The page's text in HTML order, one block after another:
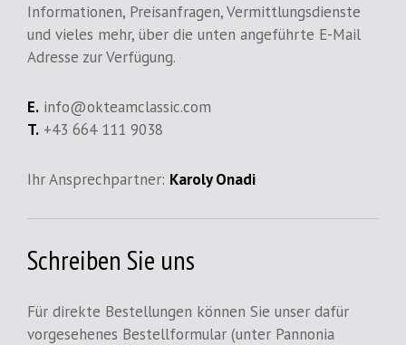
Informationen, Preisanfragen, Vermittlungsdienste
und vieles mehr, über die unten angeführte E-Mail
Adresse zur Verfügung.
E. info@okteamclassic.com
T. +43 664 111 9038
Ihr Ansprechpartner: Karoly Onadi
Schreiben Sie uns
Für direkte Bestellungen können Sie unser dafür
vorgesehenes Bestellformular (unter Pannonia